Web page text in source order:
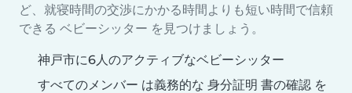
ど、就寝時間の交渉にかかる時間よりも短い時間で信頼
できる ベビーシッター を見つけましょう。
神戸市に6人のアクティブなベビーシッター
すべてのメンバー は義務的な 身分証明 書の確認 を